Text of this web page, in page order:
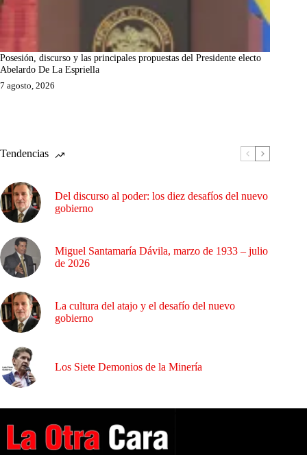
Posesión, discurso y las principales propuestas del Presidente electo
Abelardo De La Espriella
7 agosto, 2026
Tendencias
Del discurso al poder: los diez desafíos del nuevo
gobierno
Miguel Santamaría Dávila, marzo de 1933 – julio
de 2026
La cultura del atajo y el desafío del nuevo
gobierno
Los Siete Demonios de la Minería